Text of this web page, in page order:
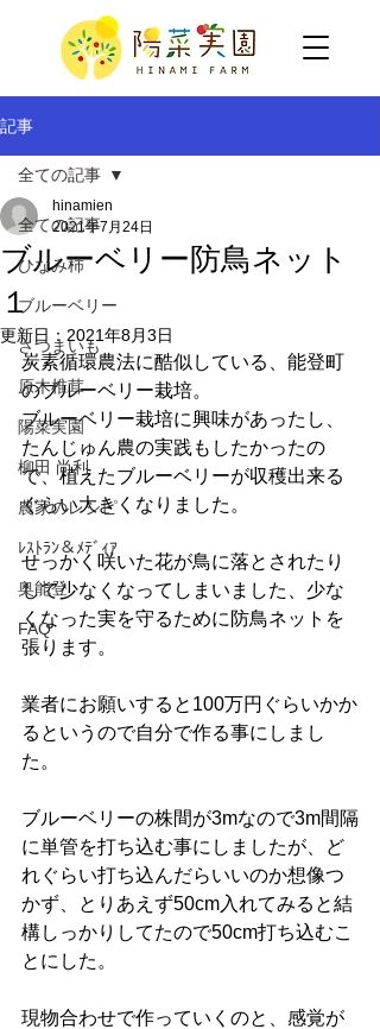
記事
全ての記事
ひなみ柿
ブルーベリー
さつまいも
原木椎茸
陽菜実園
柳田 尚利
農家のレシピ
ﾚｽﾄﾗﾝ＆ﾒﾃﾞｨｱ
奥能登
FAQ
全ての記事
ブルーベリー防鳥ネット
１
hinamien
2021年7月24日
更新日： 2021年8月3日
炭素循環農法に酷似している、能登町
のブルーベリー栽培。
ブルーベリー栽培に興味があったし、
たんじゅん農の実践もしたかったの
で、植えたブルーベリーが収穫出来る
ぐらい大きくなりました。
せっかく咲いた花が鳥に落とされたり
して少なくなってしまいました、少な
くなった実を守るために防鳥ネットを
張ります。
業者にお願いすると100万円ぐらいかか
るというので自分で作る事にしまし
た。
ブルーベリーの株間が3mなので3m間隔
に単管を打ち込む事にしましたが、ど
れぐらい打ち込んだらいいのか想像つ
かず、とりあえず50cm入れてみると結
構しっかりしてたので50cm打ち込むこ
とにした。
現物合わせで作っていくのと、感覚が